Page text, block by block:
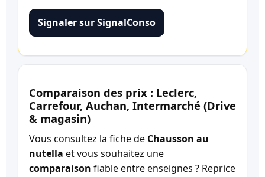
Signaler sur SignalConso
Comparaison des prix : Leclerc,
Carrefour, Auchan, Intermarché (Drive
& magasin)
Vous consultez la fiche de Chausson au
nutella et vous souhaitez une
comparaison fiable entre enseignes ? Reprice